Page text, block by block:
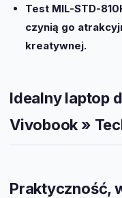
Test MIL-STD-
czynią go
kreatywnej.
Idealny laptop
Vivobook »
Praktyczność,